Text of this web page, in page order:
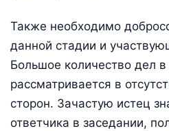
Также необходимо
данной стадии и
Большое количество дел
рассматривается в
сторон. Зачастую истец
ответчика в заседании,